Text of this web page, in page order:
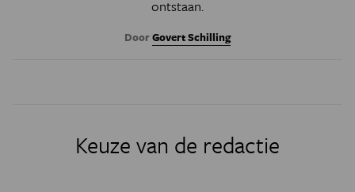
ontstaan.
DoorGovert Schilling
Keuze van de redactie